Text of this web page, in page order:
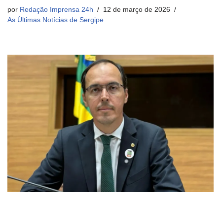
por Redação Imprensa 24h
12 de março de 2026
As Últimas Notícias de Sergipe